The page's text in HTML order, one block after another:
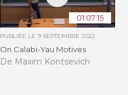
01:07:15
PUBLIÉE LE 9 SEPTEMBRE 2022
On Calabi-Yau Motives
De Maxim Kontsevich